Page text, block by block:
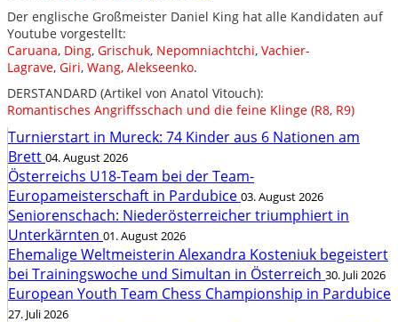
Der englische Großmeister Daniel King hat alle Kandidaten auf
Youtube vorgestellt:
Caruana, Ding, Grischuk, Nepomniachtchi, Vachier-
Lagrave, Giri, Wang, Alekseenko.
DERSTANDARD (Artikel von Anatol Vitouch):
Romantisches Angriffsschach und die feine Klinge (R8, R9)
Turnierstart in Mureck: 74 Kinder aus 6 Nationen am
Brett 04. August 2026
Österreichs U18-Team bei der Team-
Europameisterschaft in Pardubice 03. August 2026
Seniorenschach: Niederösterreicher triumphiert in
Unterkärnten 01. August 2026
Ehemalige Weltmeisterin Alexandra Kosteniuk begeistert
bei Trainingswoche und Simultan in Österreich 30. Juli 2026
European Youth Team Chess Championship in Pardubice
27. Juli 2026